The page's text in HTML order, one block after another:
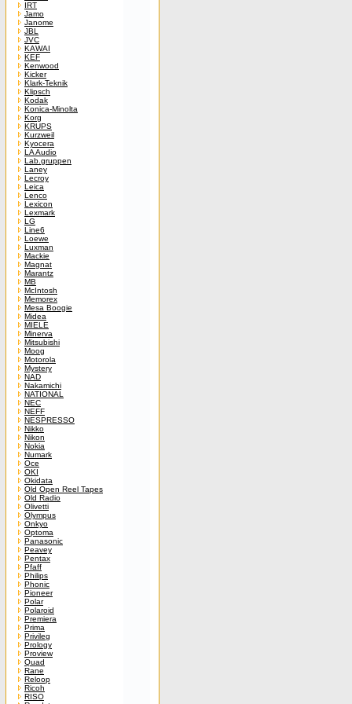
IRT
Jamo
Janome
JBL
JVC
KAWAI
KEF
Kenwood
Kicker
Klark-Teknik
Klipsch
Kodak
Konica-Minolta
Korg
KRUPS
Kurzweil
Kyocera
LA Audio
Lab.gruppen
Laney
Lecroy
Leica
Lenco
Lexicon
Lexmark
LG
Line6
Loewe
Luxman
Mackie
Magnat
Marantz
MB
McIntosh
Memorex
Mesa Boogie
Midea
MIELE
Minerva
Mitsubishi
Moog
Motorola
Mystery
NAD
Nakamichi
NATIONAL
NEC
NEFF
NESPRESSO
Nikko
Nikon
Nokia
Numark
Oce
OKI
Okidata
Old Open Reel Tapes
Old Radio
Olivetti
Olympus
Onkyo
Optoma
Panasonic
Peavey
Pentax
Pfaff
Philips
Phonic
Pioneer
Polar
Polaroid
Premiera
Prima
Privileg
Prology
Proview
Quad
Rane
Reloop
Ricoh
RISO